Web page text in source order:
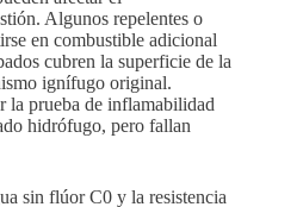
Algunos repelentes o
en combustible adicional
cubren la superficie de la
ignífugo original.
la prueba de inflamabilidad
hidrófugo, pero fallan
sin flúor C0 y la resistencia